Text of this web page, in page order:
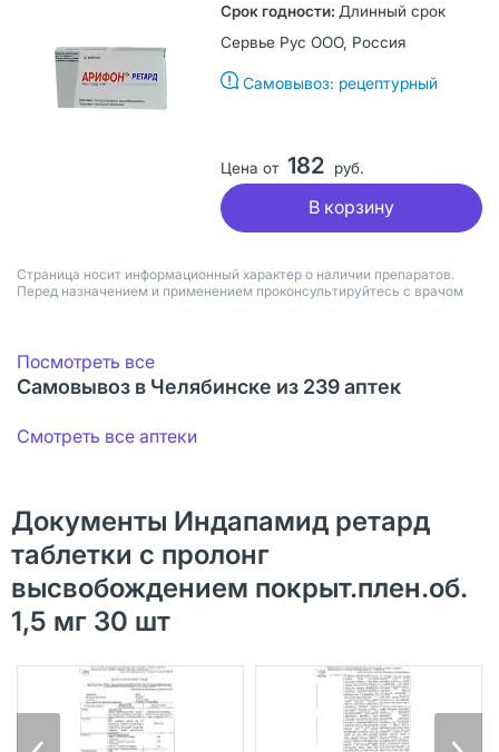
Длинный срок
Сервье Рус ООО, Россия
Самовывоз: рецептурный
Цена от 182 руб.
В корзину
Страница носит информационный характер о наличии препаратов.
Перед назначением и применением проконсультируйтесь с врачом
Посмотреть все
Самовывоз в Челябинске из 239 аптек
Смотреть все аптеки
Документы Индапамид ретард
таблетки с пролонг
высвобождением покрыт.плен.об.
1,5 мг 30 шт